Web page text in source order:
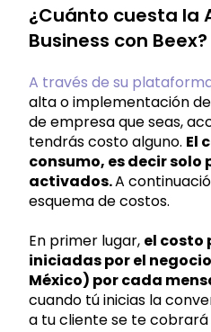
¿Cuánto cuesta la
Business con Beex?
A través de su
alta o implementación
de empresa que seas,
tendrás costo alguno. El
consumo, es decir solo
activados.A
esquema de costos.
En primer lugar, el costo
iniciadas por el
México) por cada
cuando tú inicias la
a tu cliente se te